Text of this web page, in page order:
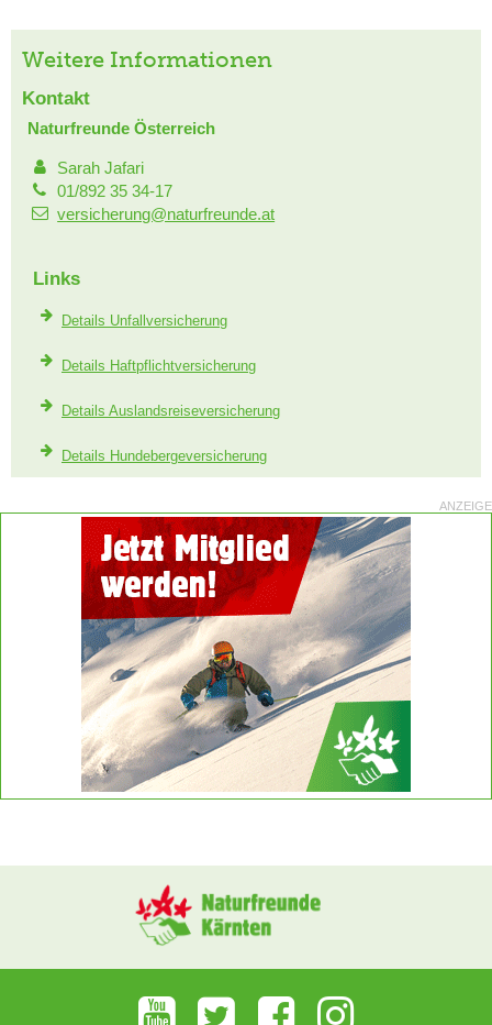
Weitere Informationen
Kontakt
Naturfreunde Österreich
Sarah Jafari
01/892 35 34-17
versicherung@naturfreunde.at
Links
Details Unfallversicherung
Details Haftpflichtversicherung
Details Auslandsreiseversicherung
Details Hundebergeversicherung
ANZEIGE